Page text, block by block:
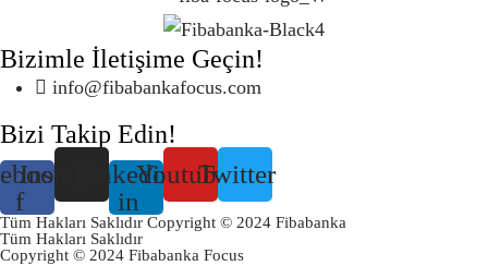
Bizimle İletişime Geçin!
info@fibabankafocus.com
Bizi Takip Edin!
f
InstagramLinkedin-
in
YoutubeTwitter
Tüm Hakları Saklıdır Copyright © 2024 Fibabanka
Tüm Hakları Saklıdır
Copyright © 2024 Fibabanka Focus